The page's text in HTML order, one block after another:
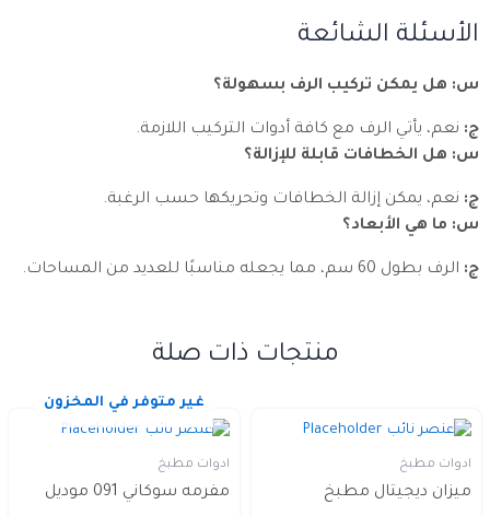
الأسئلة الشائعة
س: هل يمكن تركيب الرف بسهولة؟
ج: نعم، يأتي الرف مع كافة أدوات التركيب اللازمة.
س: هل الخطافات قابلة للإزالة؟
ج: نعم، يمكن إزالة الخطافات وتحريكها حسب الرغبة.
س: ما هي الأبعاد؟
ج: الرف بطول 60 سم، مما يجعله مناسبًا للعديد من المساحات.
منتجات ذات صلة
ادوات مطبخ
ميزان ديجيتال مطبخ
غير متوفر في المخزون
ادوات مطبخ
مفرمه سوكاني 091 موديل